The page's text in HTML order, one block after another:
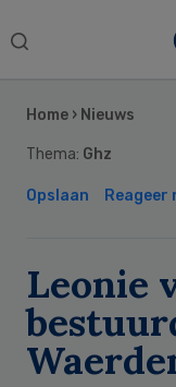
Search
Home › Nieuws
Thema: Ghz
Opslaan Reageer
Leonie
Sidebar